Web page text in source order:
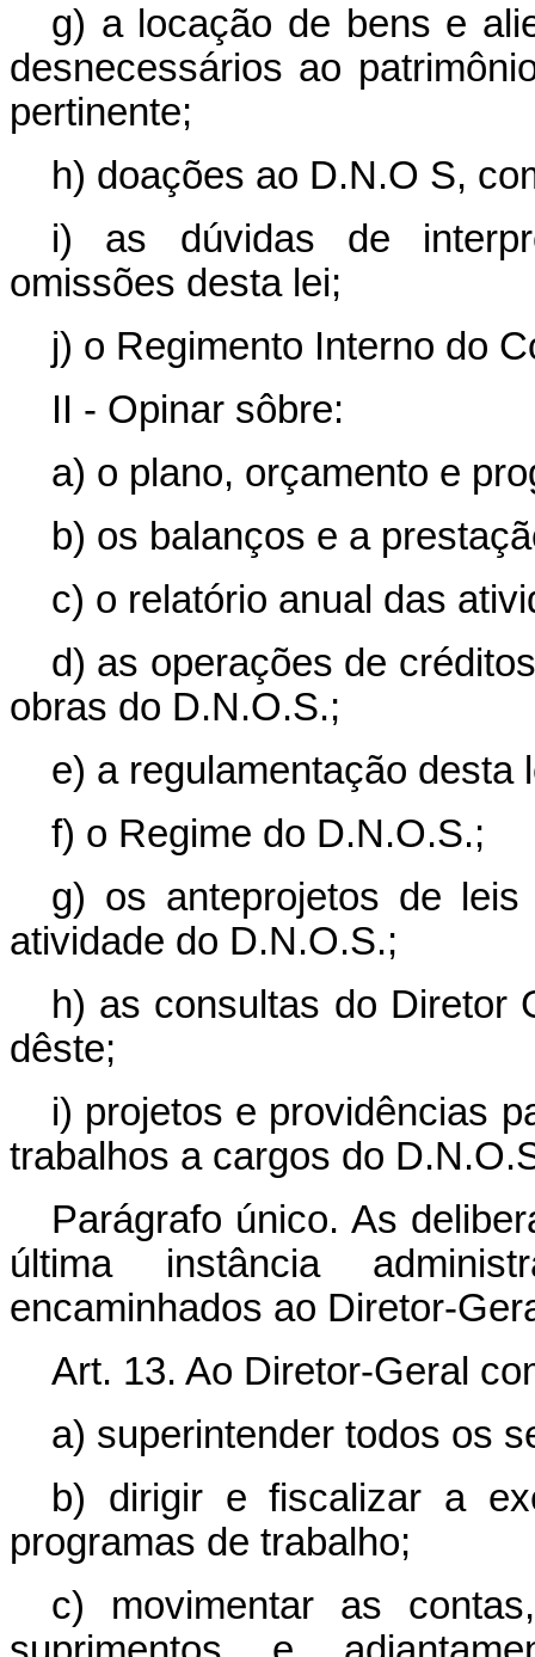
g) a locação de bens e
desnecessários ao
pertinente;
h) doações ao D.N.O S,
i) as dúvidas de
omissões desta lei;
j) o Regimento Interno do
II - Opinar sôbre:
a) o plano, orçamento e
b) os balanços e a
c) o relatório anual das
d) as operações de
obras do D.N.O.S.;
e) a regulamentação desta
f) o Regime do D.N.O.S.;
g) os anteprojetos de
atividade do D.N.O.S.;
h) as consultas do Diretor
dêste;
i) projetos e providências
trabalhos a cargos do
Parágrafo único. As
última instância
encaminhados ao Diretor-
Art. 13. Ao Diretor-Geral
a) superintender todos os
b) dirigir e fiscalizar a
programas de trabalho;
c) movimentar as